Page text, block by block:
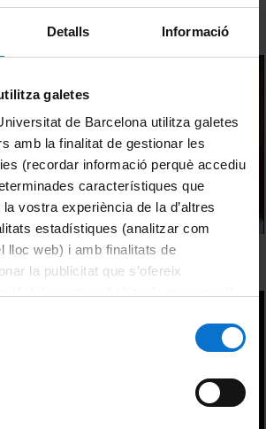
Detalls Informació
galetes
de Barcelona utilitza galetes
amb la finalitat de gestionar les
(recordar informació perquè accediu
característiques que
vostra experiència de la d’altres
estadístiques (analitzar com
lloc web) i amb finalitats de
la publicitat que s’ofereix
de galetes del lloc web de la
o una oportunitat. (2ª part)